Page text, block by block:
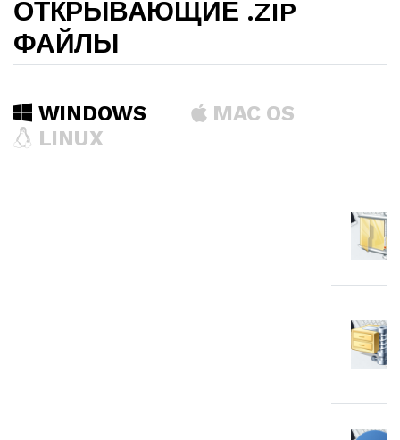
ОТКРЫВАЮЩИЕ .ZIP
ФАЙЛЫ
WINDOWS
MAC OS
LINUX